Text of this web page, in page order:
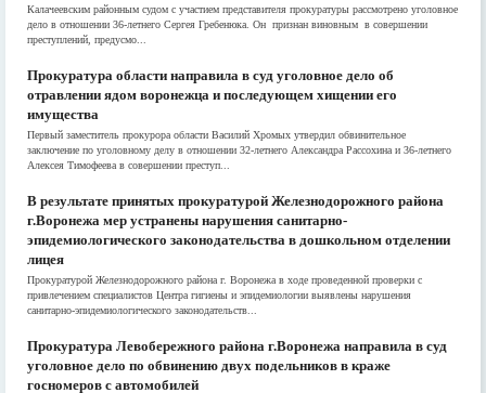
Калачеевским районным судом с участием представителя прокуратуры рассмотрено уголовное
дело в отношении 36-летнего Сергея Гребенюка. Он признан виновным в совершении
преступлений, предусмо...
Прокуратура области направила в суд уголовное дело об
отравлении ядом воронежца и последующем хищении его
имущества
Первый заместитель прокурора области Василий Хромых утвердил обвинительное
заключение по уголовному делу в отношении 32-летнего Александра Рассохина и 36-летнего
Алексея Тимофеева в совершении преступ...
В результате принятых прокуратурой Железнодорожного района
г.Воронежа мер устранены нарушения санитарно-
эпидемиологического законодательства в дошкольном отделении
лицея
Прокуратурой Железнодорожного района г. Воронежа в ходе проведенной проверки с
привлечением специалистов Центра гигиены и эпидемиологии выявлены нарушения
санитарно-эпидемиологического законодательств...
Прокуратура Левобережного района г.Воронежа направила в суд
уголовное дело по обвинению двух подельников в краже
госномеров с автомобилей